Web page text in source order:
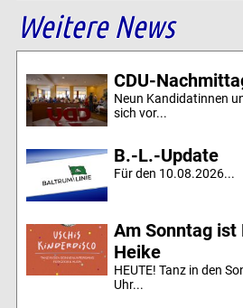
Weitere News
CDU-
Neun Kandidatinnen
sich vor...
B.-L.-Update
Für den 10.08.2026...
Am Sonntag
Heike
HEUTE! Tanz in den
Uhr...